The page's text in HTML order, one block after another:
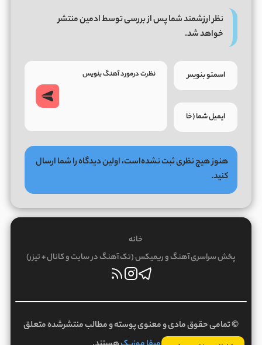
نظر ارزشمند شما پس از بررسی توسط ادمین منتشر
خواهد شد.
هنوز هیچ نظری ثبت نشده‌است، اولین دیدگاه را شما ارسال
کنید.
خانه
پخش سراسری آهنگ و ریمیکس (تک آهنگ در سایت و کانال + تیزر)
© تمامی حقوق مادی و معنوی پوسته و مطالب منتشرشده متعلق